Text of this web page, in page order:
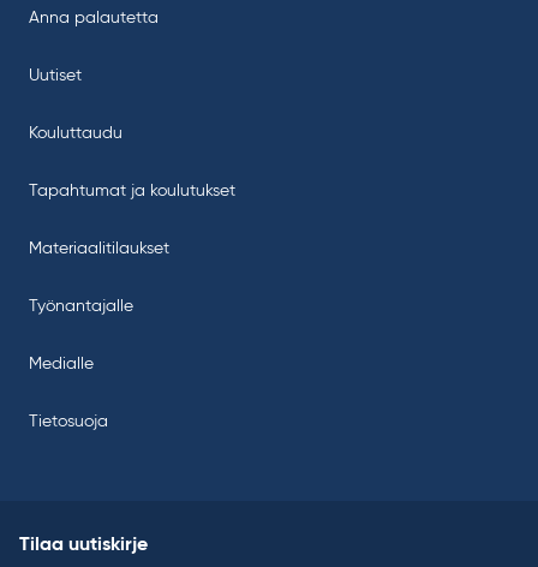
Anna palautetta
Uutiset
Kouluttaudu
Tapahtumat ja koulutukset
Materiaalitilaukset
Työnantajalle
Medialle
Tietosuoja
Tilaa uutiskirje